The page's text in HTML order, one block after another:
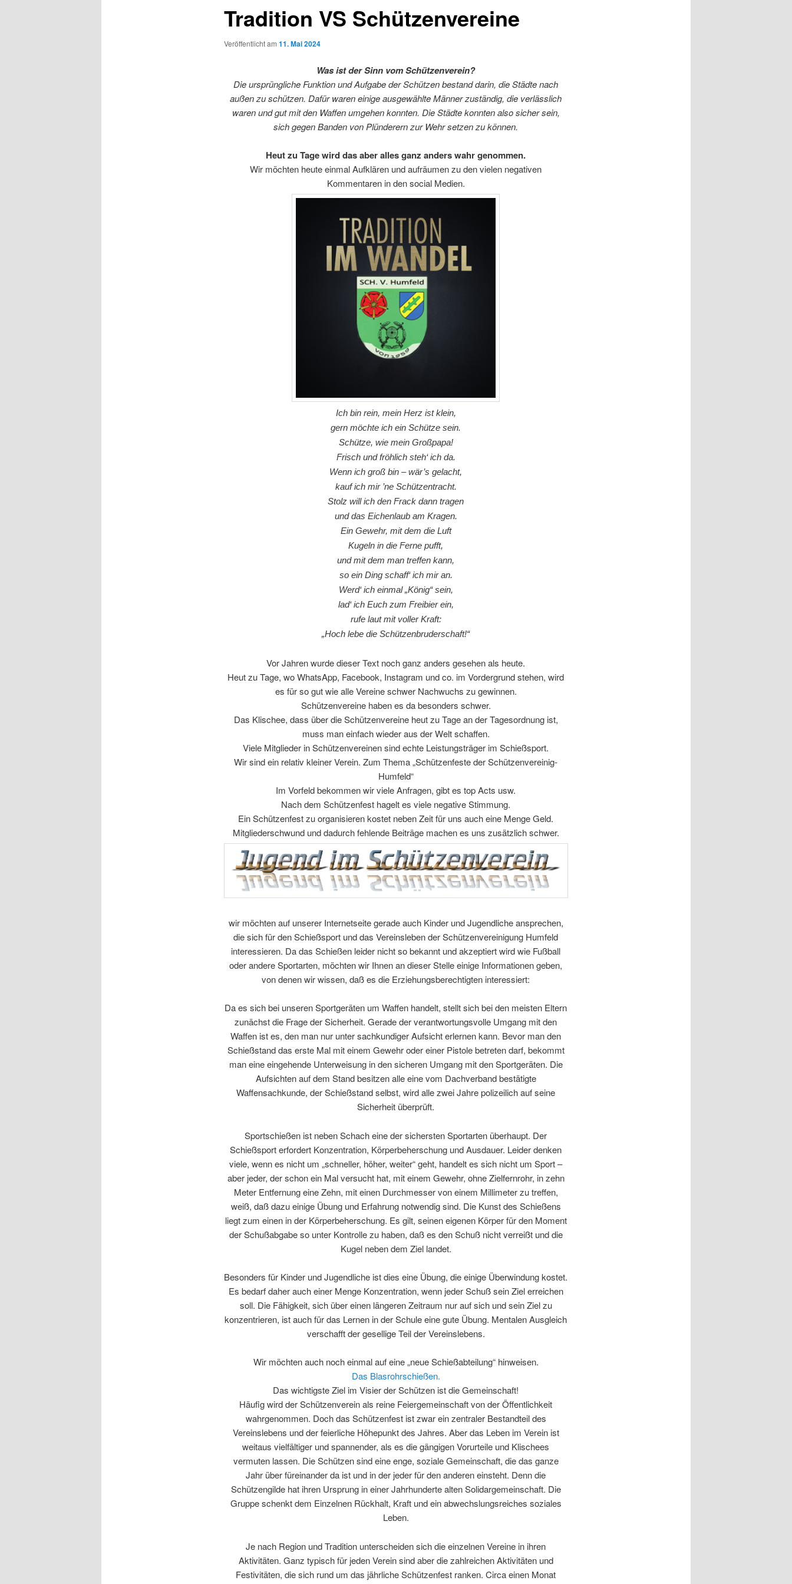
Tradition VS Schützenvereine
Veröffentlicht am 11. Mai 2024
Was ist der Sinn vom Schützenverein?
Die ursprüngliche Funktion und Aufgabe der Schützen bestand darin, die Städte nach
außen zu schützen. Dafür waren einige ausgewählte Männer zuständig, die verlässlich
waren und gut mit den Waffen umgehen konnten. Die Städte konnten also sicher sein,
sich gegen Banden von Plünderern zur Wehr setzen zu können.
Heut zu Tage wird das aber alles ganz anders wahr genommen.
Wir möchten heute einmal Aufklären und aufräumen zu den vielen negativen
Kommentaren in den social Medien.
Ich bin rein, mein Herz ist klein,
gern möchte ich ein Schütze sein.
Schütze, wie mein Großpapa!
Frisch und fröhlich steh‘ ich da.
Wenn ich groß bin – wär’s gelacht,
kauf ich mir ’ne Schützentracht.
Stolz will ich den Frack dann tragen
und das Eichenlaub am Kragen.
Ein Gewehr, mit dem die Luft
Kugeln in die Ferne pufft,
und mit dem man treffen kann,
so ein Ding schaff‘ ich mir an.
Werd‘ ich einmal „König“ sein,
lad‘ ich Euch zum Freibier ein,
rufe laut mit voller Kraft:
„Hoch lebe die Schützenbruderschaft!“
Vor Jahren wurde dieser Text noch ganz anders gesehen als heute.
Heut zu Tage, wo WhatsApp, Facebook, Instagram und co. im Vordergrund stehen, wird
es für so gut wie alle Vereine schwer Nachwuchs zu gewinnen.
Schützenvereine haben es da besonders schwer.
Das Klischee, dass über die Schützenvereine heut zu Tage an der Tagesordnung ist,
muss man einfach wieder aus der Welt schaffen.
Viele Mitglieder in Schützenvereinen sind echte Leistungsträger im Schießsport.
Wir sind ein relativ kleiner Verein. Zum Thema „Schützenfeste der Schützenvereinig-
Humfeld“
Im Vorfeld bekommen wir viele Anfragen, gibt es top Acts usw.
Nach dem Schützenfest hagelt es viele negative Stimmung.
Ein Schützenfest zu organisieren kostet neben Zeit für uns auch eine Menge Geld.
Mitgliederschwund und dadurch fehlende Beiträge machen es uns zusätzlich schwer.
wir möchten auf unserer Internetseite gerade auch Kinder und Jugendliche ansprechen,
die sich für den Schießsport und das Vereinsleben der Schützenvereinigung Humfeld
interessieren. Da das Schießen leider nicht so bekannt und akzeptiert wird wie Fußball
oder andere Sportarten, möchten wir Ihnen an dieser Stelle einige Informationen geben,
von denen wir wissen, daß es die Erziehungsberechtigten interessiert:
Da es sich bei unseren Sportgeräten um Waffen handelt, stellt sich bei den meisten Eltern
zunächst die Frage der Sicherheit. Gerade der verantwortungsvolle Umgang mit den
Waffen ist es, den man nur unter sachkundiger Aufsicht erlernen kann. Bevor man den
Schießstand das erste Mal mit einem Gewehr oder einer Pistole betreten darf, bekommt
man eine eingehende Unterweisung in den sicheren Umgang mit den Sportgeräten. Die
Aufsichten auf dem Stand besitzen alle eine vom Dachverband bestätigte
Waffensachkunde, der Schießstand selbst, wird alle zwei Jahre polizeilich auf seine
Sicherheit überprüft.
Sportschießen ist neben Schach eine der sichersten Sportarten überhaupt. Der
Schießsport erfordert Konzentration, Körperbeherschung und Ausdauer. Leider denken
viele, wenn es nicht um „schneller, höher, weiter“ geht, handelt es sich nicht um Sport –
aber jeder, der schon ein Mal versucht hat, mit einem Gewehr, ohne Zielfernrohr, in zehn
Meter Entfernung eine Zehn, mit einen Durchmesser von einem Millimeter zu treffen,
weiß, daß dazu einige Übung und Erfahrung notwendig sind. Die Kunst des Schießens
liegt zum einen in der Körperbeherschung. Es gilt, seinen eigenen Körper für den Moment
der Schußabgabe so unter Kontrolle zu haben, daß es den Schuß nicht verreißt und die
Kugel neben dem Ziel landet.
Besonders für Kinder und Jugendliche ist dies eine Übung, die einige Überwindung kostet.
Es bedarf daher auch einer Menge Konzentration, wenn jeder Schuß sein Ziel erreichen
soll. Die Fähigkeit, sich über einen längeren Zeitraum nur auf sich und sein Ziel zu
konzentrieren, ist auch für das Lernen in der Schule eine gute Übung. Mentalen Ausgleich
verschafft der gesellige Teil der Vereinslebens.
Wir möchten auch noch einmal auf eine „neue Schießabteilung“ hinweisen.
Das Blasrohrschießen.
Das wichtigste Ziel im Visier der Schützen ist die Gemeinschaft!
Häufig wird der Schützenverein als reine Feiergemeinschaft von der Öffentlichkeit
wahrgenommen. Doch das Schützenfest ist zwar ein zentraler Bestandteil des
Vereinslebens und der feierliche Höhepunkt des Jahres. Aber das Leben im Verein ist
weitaus vielfältiger und spannender, als es die gängigen Vorurteile und Klischees
vermuten lassen. Die Schützen sind eine enge, soziale Gemeinschaft, die das ganze
Jahr über füreinander da ist und in der jeder für den anderen einsteht. Denn die
Schützengilde hat ihren Ursprung in einer Jahrhunderte alten Solidargemeinschaft. Die
Gruppe schenkt dem Einzelnen Rückhalt, Kraft und ein abwechslungsreiches soziales
Leben.
Je nach Region und Tradition unterscheiden sich die einzelnen Vereine in ihren
Aktivitäten. Ganz typisch für jeden Verein sind aber die zahlreichen Aktivitäten und
Festivitäten, die sich rund um das jährliche Schützenfest ranken. Circa einen Monat